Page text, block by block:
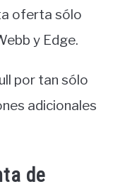
oferta sólo
y Edge.
por tan sólo
adicionales
de